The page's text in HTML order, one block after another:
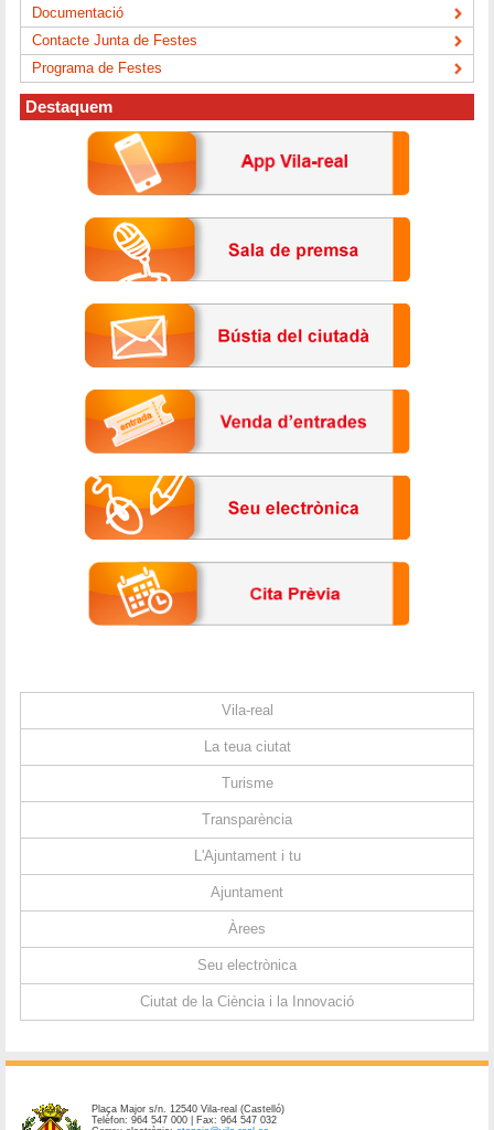
Documentació
Contacte Junta de Festes
Programa de Festes
Destaquem
Vila-real
La teua ciutat
Turisme
Transparència
L'Ajuntament i tu
Ajuntament
Àrees
Seu electrònica
Ciutat de la Ciència i la Innovació
Plaça Major s/n. 12540 Vila-real (Castelló)
Telèfon: 964 547 000 | Fax: 964 547 032